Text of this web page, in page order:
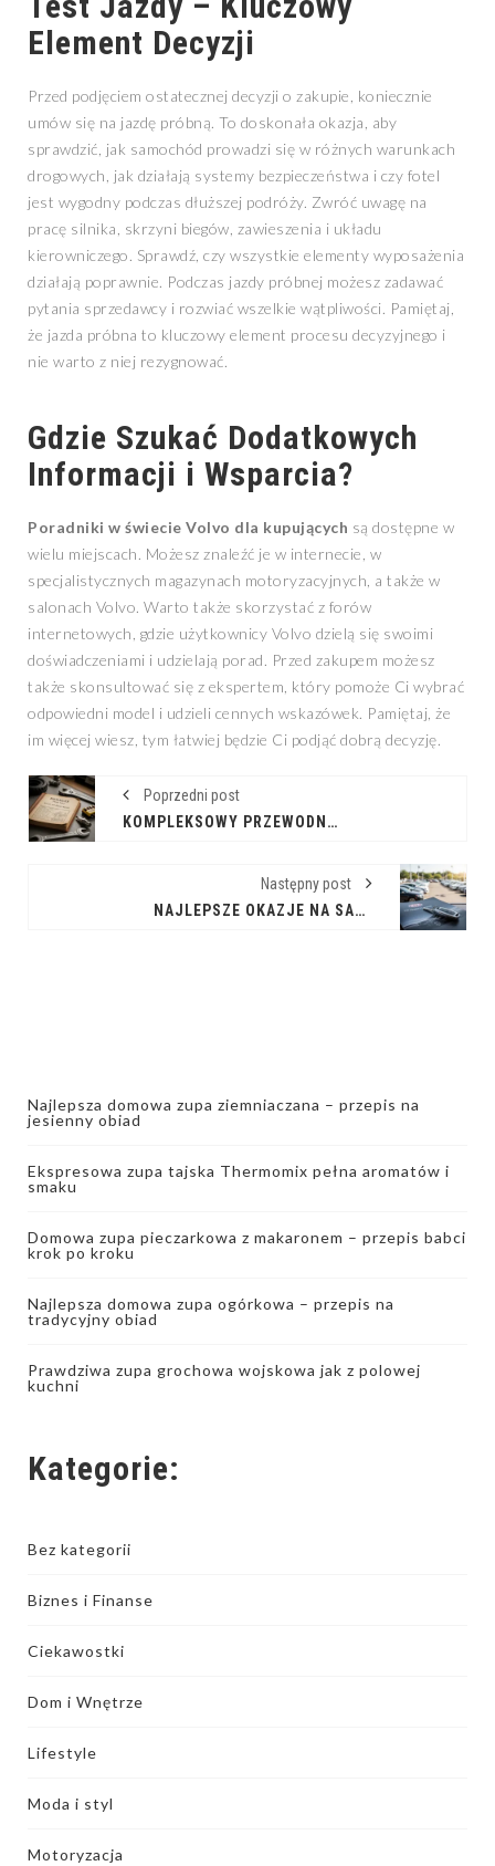
Element Decyzji
Przed podjęciem ostatecznej decyzji o zakupie, koniecznie
umów się na jazdę próbną. To doskonała okazja, aby
sprawdzić, jak samochód prowadzi się w różnych warunkach
drogowych, jak działają systemy bezpieczeństwa i czy fotel
jest wygodny podczas dłuższej podróży. Zwróć uwagę na
pracę silnika, skrzyni biegów, zawieszenia i układu
kierowniczego. Sprawdź, czy wszystkie elementy wyposażenia
działają poprawnie. Podczas jazdy próbnej możesz zadawać
pytania sprzedawcy i rozwiać wszelkie wątpliwości. Pamiętaj,
że jazda próbna to kluczowy element procesu decyzyjnego i
nie warto z niej rezygnować.
Gdzie Szukać Dodatkowych
Informacji i Wsparcia?
Poradniki w świecie Volvo dla kupujących są dostępne w
wielu miejscach. Możesz znaleźć je w internecie, w
specjalistycznych magazynach motoryzacyjnych, a także w
salonach Volvo. Warto także skorzystać z forów
internetowych, gdzie użytkownicy Volvo dzielą się swoimi
doświadczeniami i udzielają porad. Przed zakupem możesz
także skonsultować się z ekspertem, który pomoże Ci wybrać
odpowiedni model i udzieli cennych wskazówek. Pamiętaj, że
im więcej wiesz, tym łatwiej będzie Ci podjąć dobrą decyzję.
Poprzedni post
KOMPLEKSOWY PRZEWODNIK PO WIEDZY TECHNICZNEJ DLA WŁAŚCICIELI RENAULT
Następny post
NAJLEPSZE OKAZJE NA SAMOCHODY KIA: PRZEGLĄD AKTUALNYCH OFERT
Najlepsza domowa zupa ziemniaczana – przepis na
jesienny obiad
Ekspresowa zupa tajska Thermomix pełna aromatów i
smaku
Domowa zupa pieczarkowa z makaronem – przepis babci
krok po kroku
Najlepsza domowa zupa ogórkowa – przepis na
tradycyjny obiad
Prawdziwa zupa grochowa wojskowa jak z polowej
kuchni
Kategorie:
Bez kategorii
Biznes i Finanse
Ciekawostki
Dom i Wnętrze
Lifestyle
Moda i styl
Motoryzacja